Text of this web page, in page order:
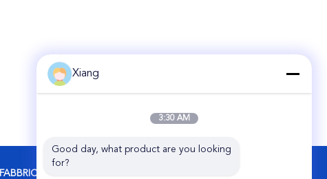
Xiang
3:30 AM
Good day, what product are you looking
for?